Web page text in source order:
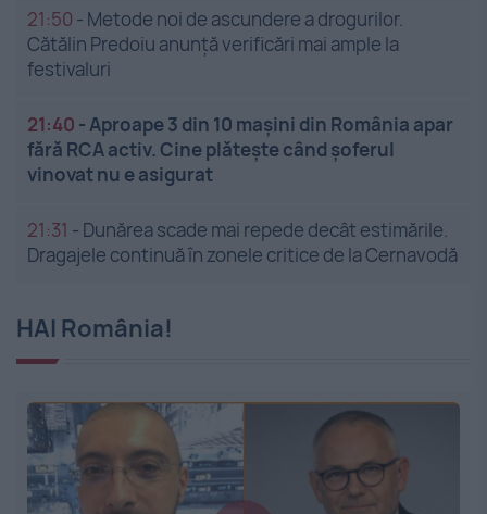
21:50 - Metode noi de ascundere a drogurilor.
Cătălin Predoiu anunță verificări mai ample la
festivaluri
21:40 -Aproape 3 din 10 mașini din România apar
fără RCA activ. Cine plătește când șoferul
vinovat nu e asigurat
21:31 - Dunărea scade mai repede decât estimările.
Dragajele continuă în zonele critice de la Cernavodă
HAI România!